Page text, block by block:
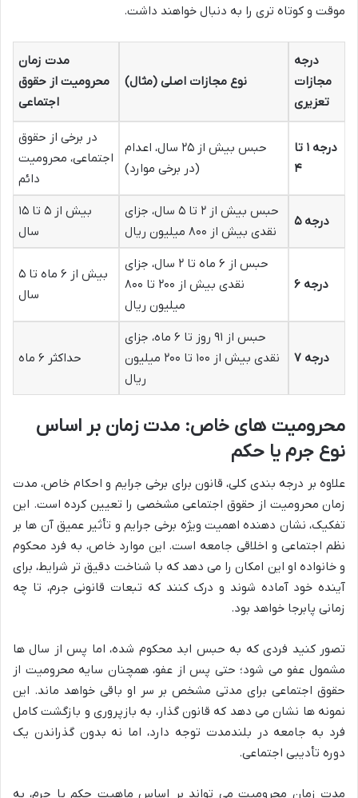
موقت و کوتاه تری را به دنبال خواهند داشت.
درجه
مجازات
تعزیری
نوع مجازات اصلی (مثال)
مدت زمان
محرومیت از حقوق
اجتماعی
درجه ۱ تا
۴
حبس بیش از ۲۵ سال، اعدام
(در برخی موارد)
در برخی از حقوق
اجتماعی، محرومیت
دائم
درجه ۵
حبس بیش از ۲ تا ۵ سال، جزای
نقدی بیش از ۸۰۰ میلیون ریال
بیش از ۵ تا ۱۵
سال
درجه ۶
حبس از ۶ ماه تا ۲ سال، جزای
نقدی بیش از ۲۰۰ تا ۸۰۰
میلیون ریال
بیش از ۶ ماه تا ۵
سال
درجه ۷
حبس از ۹۱ روز تا ۶ ماه، جزای
نقدی بیش از ۱۰۰ تا ۲۰۰ میلیون
ریال
حداکثر ۶ ماه
محرومیت های خاص: مدت زمان بر اساس
نوع جرم یا حکم
علاوه بر درجه بندی کلی، قانون برای برخی جرایم و احکام خاص، مدت
زمان محرومیت از حقوق اجتماعی مشخصی را تعیین کرده است. این
تفکیک، نشان دهنده اهمیت ویژه برخی جرایم و تأثیر عمیق آن ها بر
نظم اجتماعی و اخلاقی جامعه است. این موارد خاص، به فرد محکوم
و خانواده او این امکان را می دهد که با شناخت دقیق تر شرایط، برای
آینده خود آماده شوند و درک کنند که تبعات قانونی جرم، تا چه
زمانی پابرجا خواهد بود.
تصور کنید فردی که به حبس ابد محکوم شده، اما پس از سال ها
مشمول عفو می شود؛ حتی پس از عفو، همچنان سایه محرومیت از
حقوق اجتماعی برای مدتی مشخص بر سر او باقی خواهد ماند. این
نمونه ها نشان می دهد که قانون گذار، به بازپروری و بازگشت کامل
فرد به جامعه در بلندمدت توجه دارد، اما نه بدون گذراندن یک
دوره تأدیبی اجتماعی.
مدت زمان محرومیت می تواند بر اساس ماهیت حکم یا جرم، به